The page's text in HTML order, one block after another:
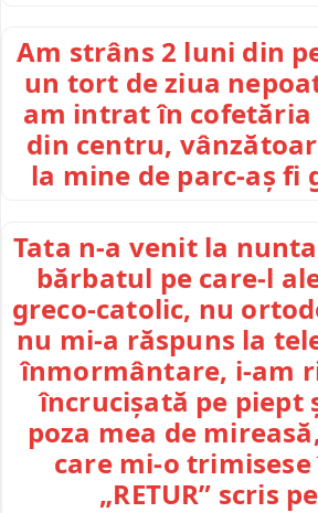
Am strâns 2 luni din
un tort de ziua
am intrat în cofetăria
din centru,
la mine de parc-aș fi
Tata n-a venit la
bărbatul pe care-l
greco-catolic, nu
nu mi-a răspuns la
înmormântare, i-am
încrucișată pe piept
poza mea de
care mi-o
„RETUR” scris